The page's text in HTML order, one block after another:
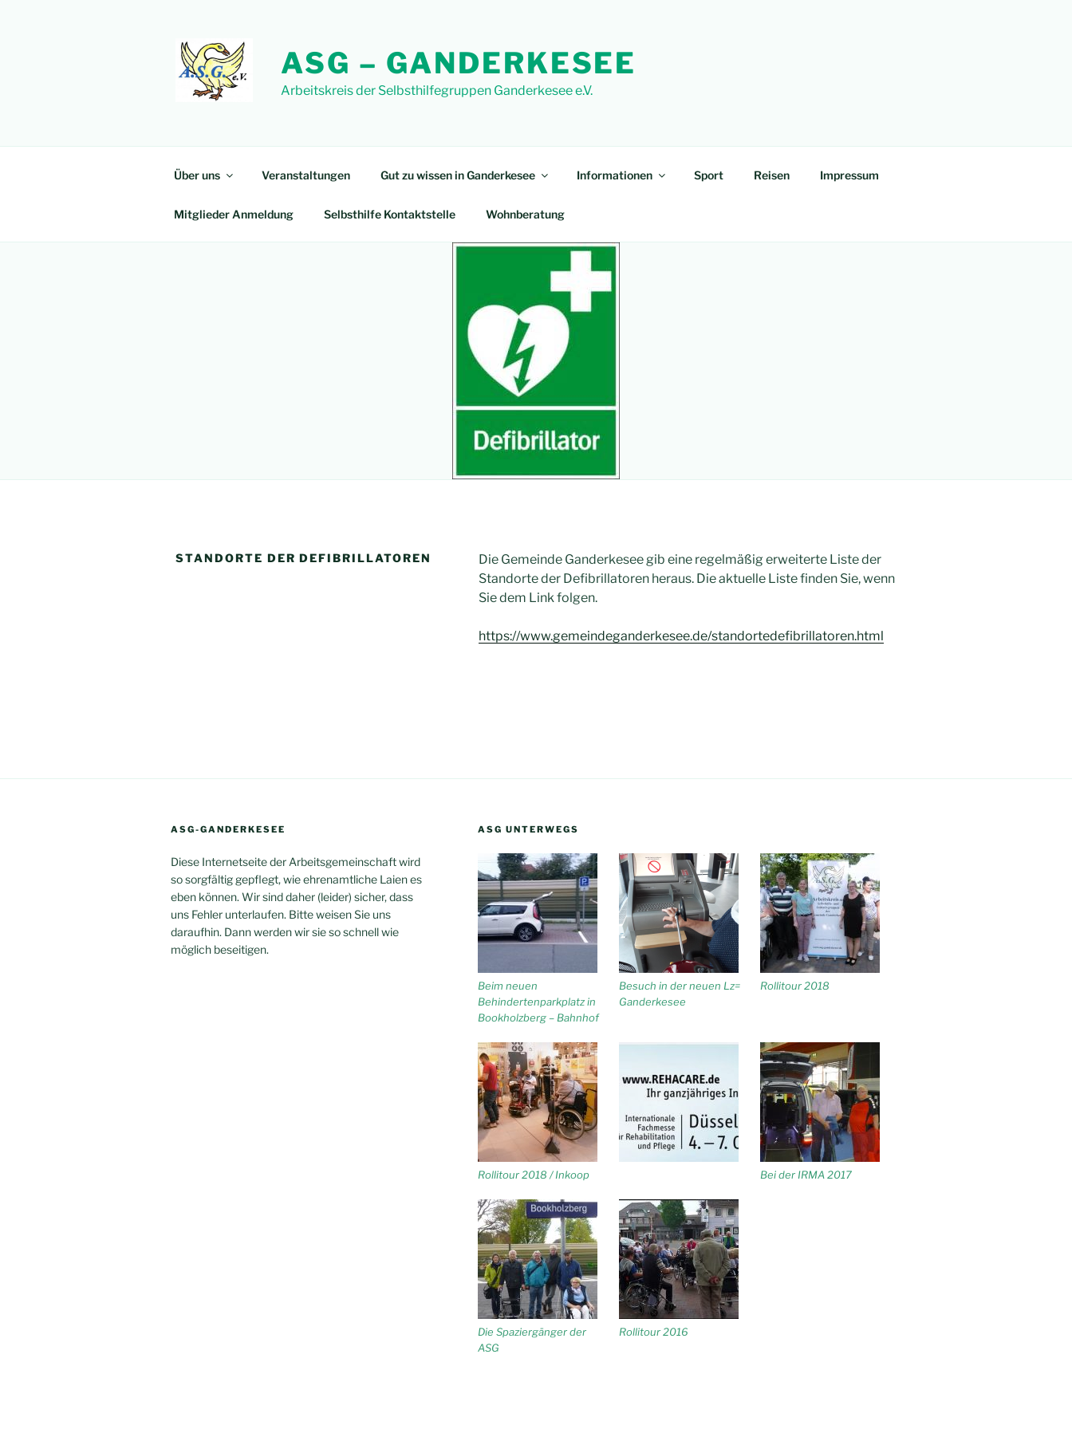
ASG – GANDERKESEE
Arbeitskreis der Selbsthilfegruppen Ganderkesee e.V.
Über uns Veranstaltungen Gut zu wissen in Ganderkesee Informationen Sport Reisen Impressum
Mitglieder Anmeldung Selbsthilfe Kontaktstelle Wohnberatung
STANDORTE DER DEFIBRILLATOREN
Die Gemeinde Ganderkesee gib eine regelmäßig erweiterte Liste der
Standorte der Defibrillatoren heraus. Die aktuelle Liste finden Sie, wenn
Sie dem Link folgen.
https://www.gemeindeganderkesee.de/standortedefibrillatoren.html
ASG-GANDERKESEE
Diese Internetseite der Arbeitsgemeinschaft wird
so sorgfältig gepflegt, wie ehrenamtliche Laien es
eben können. Wir sind daher (leider) sicher, dass
uns Fehler unterlaufen. Bitte weisen Sie uns
daraufhin. Dann werden wir sie so schnell wie
möglich beseitigen.
ASG UNTERWEGS
Beim neuen
Behindertenparkplatz in
Bookholzberg – Bahnhof
Besuch in der neuen Lz=
Ganderkesee
Rollitour 2018
Rollitour 2018 / Inkoop Bei der IRMA 2017
Die Spaziergänger der
ASG
Rollitour 2016